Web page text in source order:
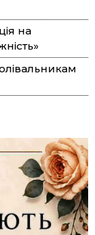
на